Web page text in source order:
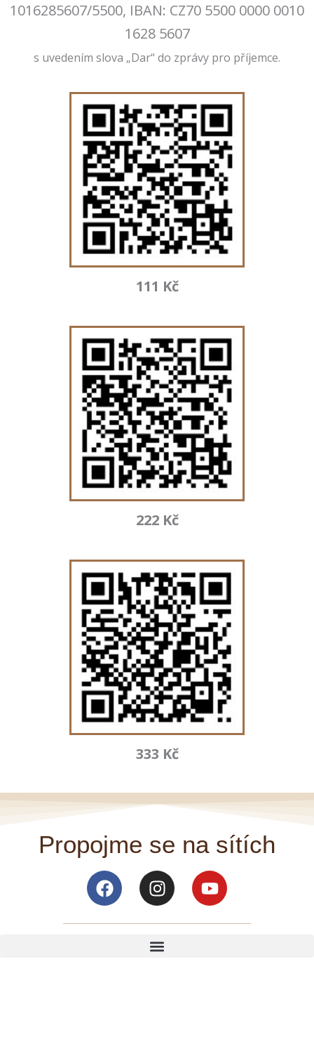
1016285607/5500, IBAN: CZ70 5500 0000 0010
1628 5607
s uvedením slova „Dar“ do zprávy pro příjemce.
111 Kč
222 Kč
333 Kč
Propojme se na sítích
FacebookInstagramYoutube